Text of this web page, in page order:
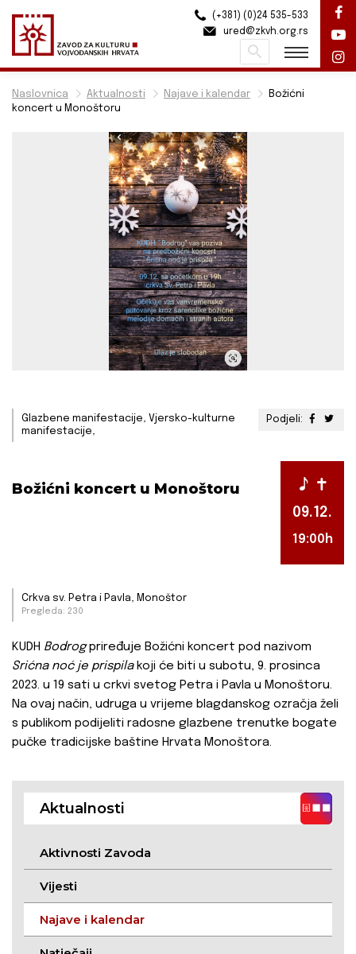
Naslovnica Aktualnosti Najave i kalendar
Božićni
koncert u Monoštoru
Podjeli:
Glazbene manifestacije, Vjersko-kulturne
manifestacije,
09.12.
19:00h
Božićni koncert u Monoštoru
Crkva sv. Petra i Pavla, Monoštor
Pregleda: 230
KUDH Bodrogpriređuje Božićni koncert pod nazivom
Srićna noć je prispilakoji će biti u subotu, 9. prosinca
2023. u 19 sati u crkvi svetog Petra i Pavla u Monoštoru.
Na ovaj način, udruga u vrijeme blagdanskog ozračja želi
s publikom podijeliti radosne glazbene trenutke bogate
pučke tradicijske baštine Hrvata Monoštora.
Aktualnosti
Aktivnosti Zavoda
Vijesti
Najave i kalendar
(+381) (0)24 535-533
ured@zkvh.org.rs
Pretraži